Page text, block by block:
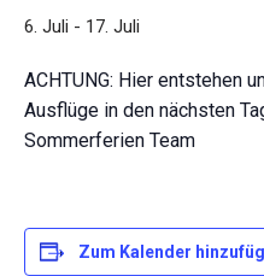
6. Juli - 17. Juli
ACHTUNG: Hier entstehen
Ausflüge in den nächsten
Sommerferien Team
Zum Kalender